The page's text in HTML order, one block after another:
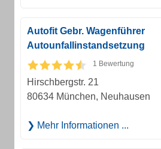
Autofit Gebr. Wagenführer
Autounfallinstandsetzung
1 Bewertung
Hirschbergstr. 21
80634 München, Neuhausen
Mehr Informationen ...